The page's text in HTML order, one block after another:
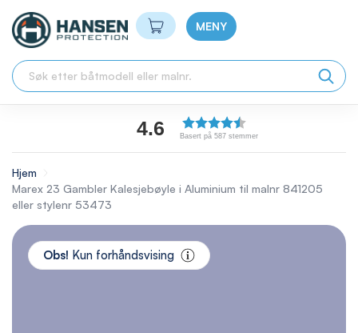
Min handlekurv
MENY
4.6 Basert på 587 stemmer
Hjem
Marex 23 Gambler Kalesjebøyle i Aluminium til malnr 841205
eller stylenr 53473
Skip
Obs! Kun forhåndsvising